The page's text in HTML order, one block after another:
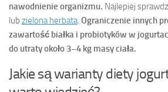
nawodnienie organizmu. Najlepiej
lub zielona herbata Ograniczenie innych
zawartość białka i probiotyków w
do utraty około 3–4 kg masy ciała.
Jakie są warianty diety